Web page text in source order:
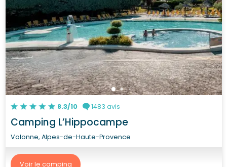
8.3/10 1483 avis
Camping L’Hippocampe
Volonne, Alpes-de-Haute-Provence
Voir le camping